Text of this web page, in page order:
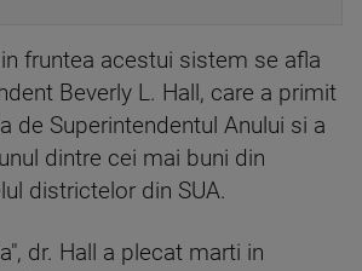
fruntea acestui sistem se afla
Beverly L. Hall, care a primit
de Superintendentul Anului si a
dintre cei mai buni din
districtelor din SUA.
dr. Hall a plecat marti in